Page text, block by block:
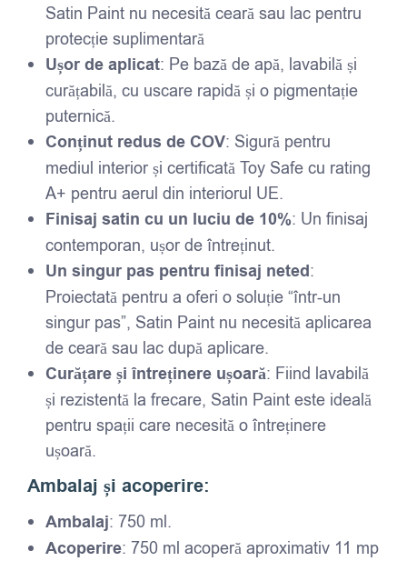
Satin Paint nu necesită ceară sau lac pentru
protecție suplimentară
Ușor de aplicat: Pe bază de apă, lavabilă și
curățabilă, cu uscare rapidă și o pigmentație
puternică.
Conținut redus de COV: Sigură pentru
mediul interior și certificată Toy Safe cu rating
A+ pentru aerul din interiorul UE.
Finisaj satin cu un luciu de 10%: Un finisaj
contemporan, ușor de întreținut.
Un singur pas pentru finisaj neted:
Proiectată pentru a oferi o soluție “într-un
singur pas”, Satin Paint nu necesită aplicarea
de ceară sau lac după aplicare.
Curățare și întreținere ușoară: Fiind lavabilă
și rezistentă la frecare, Satin Paint este ideală
pentru spații care necesită o întreținere
ușoară.
Ambalaj și acoperire:
Ambalaj: 750 ml.
Acoperire: 750 ml acoperă aproximativ 11 mp